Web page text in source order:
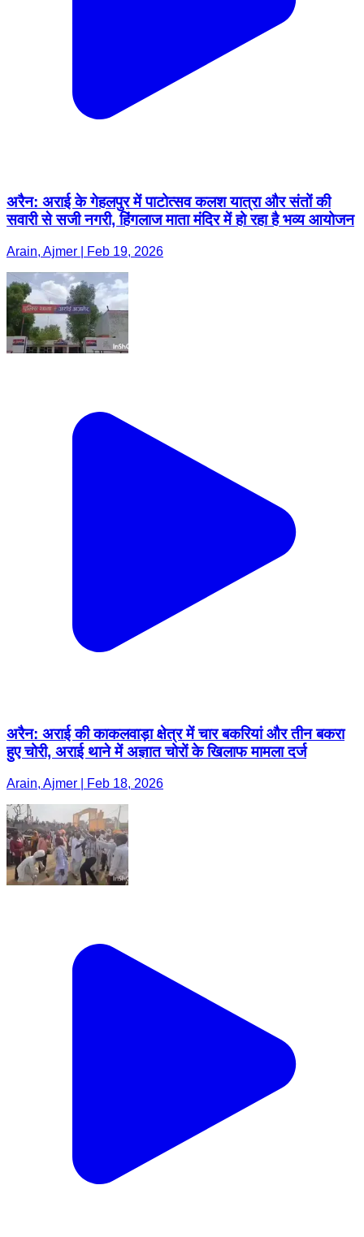
अरैन: अराई के गेहलपुर में पाटोत्सव कलश यात्रा और संतों की
सवारी से सजी नगरी, हिंगलाज माता मंदिर में हो रहा है भव्य आयोजन
Arain, Ajmer | Feb 19, 2026
अरैन: अराई की काकलवाड़ा क्षेत्र में चार बकरियां और तीन बकरा
हुए चोरी, अराई थाने में अज्ञात चोरों के खिलाफ मामला दर्ज
Arain, Ajmer | Feb 18, 2026